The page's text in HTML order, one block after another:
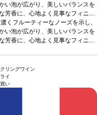
い泡が広がり、美しいバランスを
芳香に、心地よく見事なフィニッ
に最適葡萄品種アイレン
くフルーティーなノーズを示し、
い泡が広がり、美しいバランスを
芳香に、心地よく見事なフィニッ
リングワイン
イ
い